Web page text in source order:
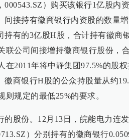
）购买该银行1亿股内
接持有徽商银行内资股的数量
有的3亿股H股，合计持有徽商
联公司间接增持徽商银行股份，
在2011年将中静集团97.5%的股
徽商银行H股的公众持股量从约
规定的最低25%的要求。
股份。12月13日，皖能电力连
）分别持有的徽商银行